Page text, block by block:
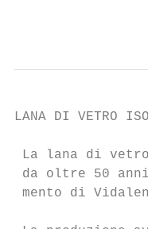
LANA DI VETRO
La lana di
da oltre 50
mento di